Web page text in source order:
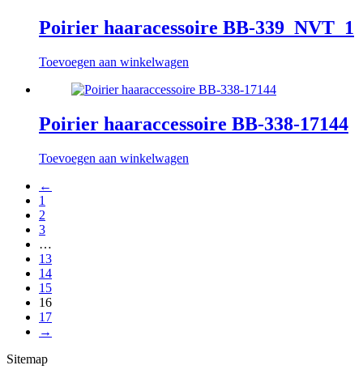
Poirier haaracessoire BB-339_NVT_1
Toevoegen aan winkelwagen
Poirier haaraccessoire BB-338-17144
Toevoegen aan winkelwagen
←
1
2
3
…
13
14
15
16
17
→
Sitemap